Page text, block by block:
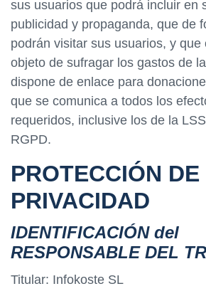
sus usuarios que podrá incluir en
publicidad y propaganda, que de
podrán visitar sus usuarios, y que
objeto de sufragar los gastos de
dispone de enlace para
que se comunica a todos los
requeridos, inclusive los de la
RGPD.
PROTECCIÓN DE
PRIVACIDAD
IDENTIFICACIÓN del
RESPONSABLE DEL
Titular: Infokoste SL